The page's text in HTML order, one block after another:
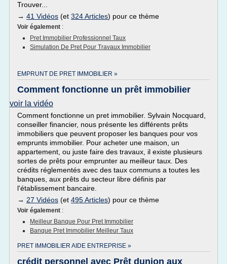
Trouver...
→ 41 Vidéos (et 324 Articles) pour ce thème
Voir également :
Pret Immobilier Professionnel Taux
Simulation De Pret Pour Travaux Immobilier
EMPRUNT DE PRET IMMOBILIER »
Comment fonctionne un prêt immobilier
voir la vidéo
Comment fonctionne un pret immobilier. Sylvain Nocquard,
conseiller financier, nous présente les différents prêts
immobiliers que peuvent proposer les banques pour vos
emprunts immobilier. Pour acheter une maison, un
appartement, ou juste faire des travaux, il existe plusieurs
sortes de prêts pour emprunter au meilleur taux. Des
crédits réglementés avec des taux communs a toutes les
banques, aux prêts du secteur libre définis par
l'établissement bancaire.
→ 27 Vidéos (et 495 Articles) pour ce thème
Voir également :
Meilleur Banque Pour Pret Immobilier
Banque Pret Immobilier Meilleur Taux
PRET IMMOBILIER AIDE ENTREPRISE »
crédit personnel avec Prêt dunion aux